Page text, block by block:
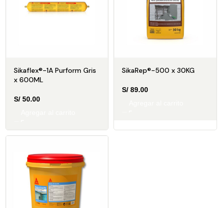
Sikaflex®-1A Purform Gris
x 600ML
S/50.00
SikaRep®-500 x 30KG
S/ 89.00